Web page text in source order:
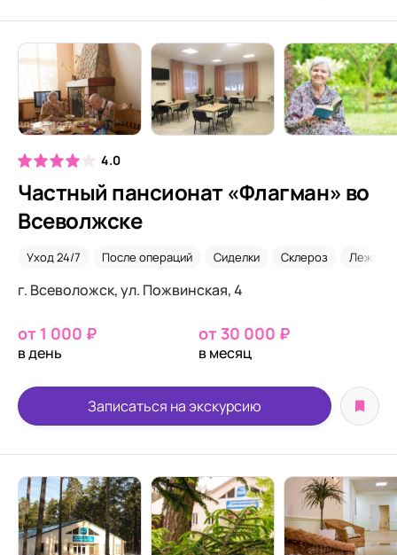
4.0
Частный пансионат «Флагман» во
Всеволжске
Уход 24/7 После операций Сиделки Склероз Лежачие
г. Всеволожск, ул. Пожвинская, 4
от 1 000 ₽
в день
от 30 000 ₽
в месяц
Записаться на экскурсию